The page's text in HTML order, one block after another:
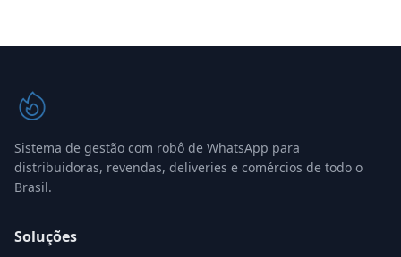
Sistema de gestão com robô de WhatsApp para
distribuidoras, revendas, deliveries e comércios de todo o
Brasil.
Soluções